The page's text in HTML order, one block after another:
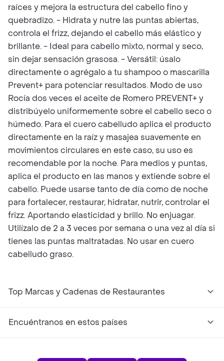
raíces y mejora la estructura del cabello fino y
quebradizo. - Hidrata y nutre las puntas abiertas,
controla el frizz, dejando el cabello más elástico y
brillante. - Ideal para cabello mixto, normal y seco,
sin dejar sensación grasosa. - Versátil: úsalo
directamente o agrégalo a tu shampoo o mascarilla
Prevent+ para potenciar resultados. Modo de uso
Rocía dos veces el aceite de Romero PREVENT+ y
distribúyelo uniformemente sobre el cabello seco o
húmedo. Para el cuero cabelludo aplica el producto
directamente en la raíz y masajea suavemente en
movimientos circulares en este caso, su uso es
recomendable por la noche. Para medios y puntas,
aplica el producto en las manos y extiende sobre el
cabello. Puede usarse tanto de día como de noche
para fortalecer, restaurar, hidratar, nutrir, controlar el
frizz. Aportando elasticidad y brillo. No enjuagar.
Utilízalo de 2 a 3 veces por semana o una vez al día si
tienes las puntas maltratadas. No usar en cuero
cabelludo graso.
Top Marcas y Cadenas de Restaurantes
Encuéntranos en estos países